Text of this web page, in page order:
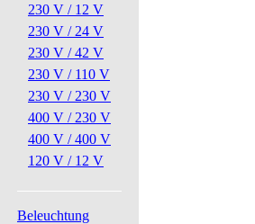
230 V / 12 V
230 V / 24 V
230 V / 42 V
230 V / 110 V
230 V / 230 V
400 V / 230 V
400 V / 400 V
120 V / 12 V
Beleuchtung